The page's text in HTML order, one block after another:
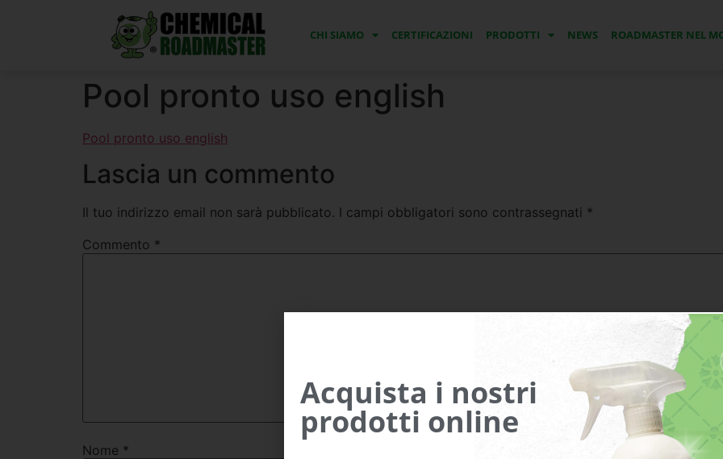
CHI SIAMO CERTIFICAZIONI PRODOTTI NEWS ROADMASTER NEL
Pool pronto uso english
Pool pronto uso english
Lascia un commento
Il tuo indirizzo email non sarà pubblicato. I campi obbligatori sono contrassegnati *
Commento *
Nome *
Acquista i nostri
prodotti online